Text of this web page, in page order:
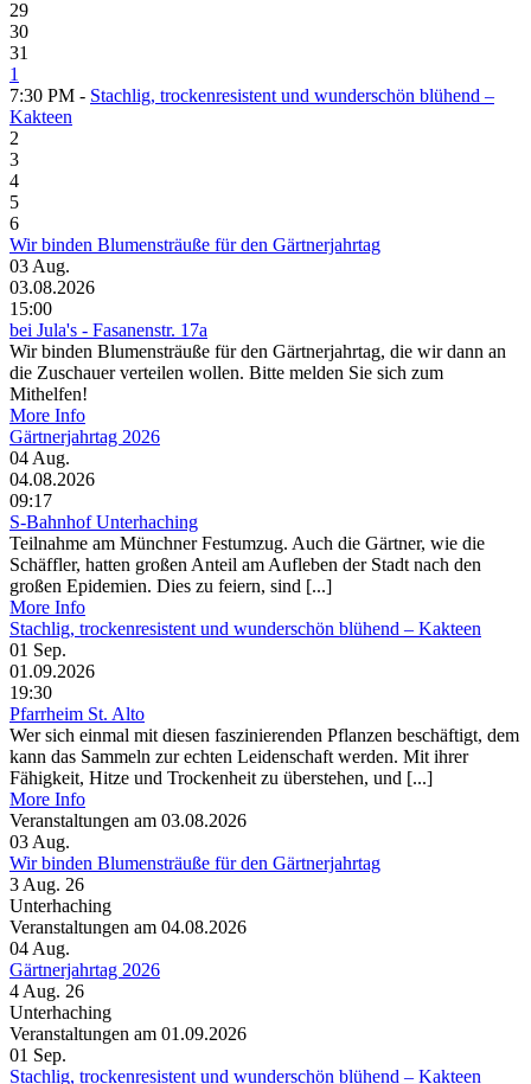
29
30
31
1
7:30 PM - Stachlig, trockenresistent und wunderschön blühend –
Kakteen
2
3
4
5
6
Wir binden Blumensträuße für den Gärtnerjahrtag
03 Aug.
03.08.2026
15:00
bei Jula's - Fasanenstr. 17a
Wir binden Blumensträuße für den Gärtnerjahrtag, die wir dann an
die Zuschauer verteilen wollen. Bitte melden Sie sich zum
Mithelfen!
More Info
Gärtnerjahrtag 2026
04 Aug.
04.08.2026
09:17
S-Bahnhof Unterhaching
Teilnahme am Münchner Festumzug. Auch die Gärtner, wie die
Schäffler, hatten großen Anteil am Aufleben der Stadt nach den
großen Epidemien. Dies zu feiern, sind [...]
More Info
Stachlig, trockenresistent und wunderschön blühend – Kakteen
01 Sep.
01.09.2026
19:30
Pfarrheim St. Alto
Wer sich einmal mit diesen faszinierenden Pflanzen beschäftigt, dem
kann das Sammeln zur echten Leidenschaft werden. Mit ihrer
Fähigkeit, Hitze und Trockenheit zu überstehen, und [...]
More Info
Veranstaltungen am 03.08.2026
03 Aug.
Wir binden Blumensträuße für den Gärtnerjahrtag
3 Aug. 26
Unterhaching
Veranstaltungen am 04.08.2026
04 Aug.
Gärtnerjahrtag 2026
4 Aug. 26
Unterhaching
Veranstaltungen am 01.09.2026
01 Sep.
Stachlig, trockenresistent und wunderschön blühend – Kakteen